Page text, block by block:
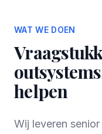
WAT WE DOEN
helpen
Wij leveren